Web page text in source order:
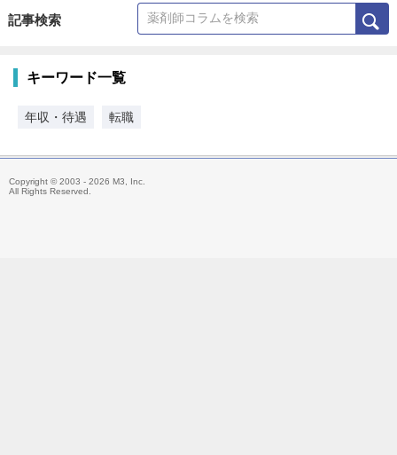
記事検索
キーワード一覧
年収・待遇 転職
Copyright © 2003 - 2026 M3, Inc.
All Rights Reserved.